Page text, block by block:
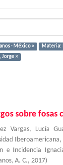
- México ×
Materia:
Jorge ×
sobre fosas
Vargas, Lucía
e Incidencia
A. C., 2017)